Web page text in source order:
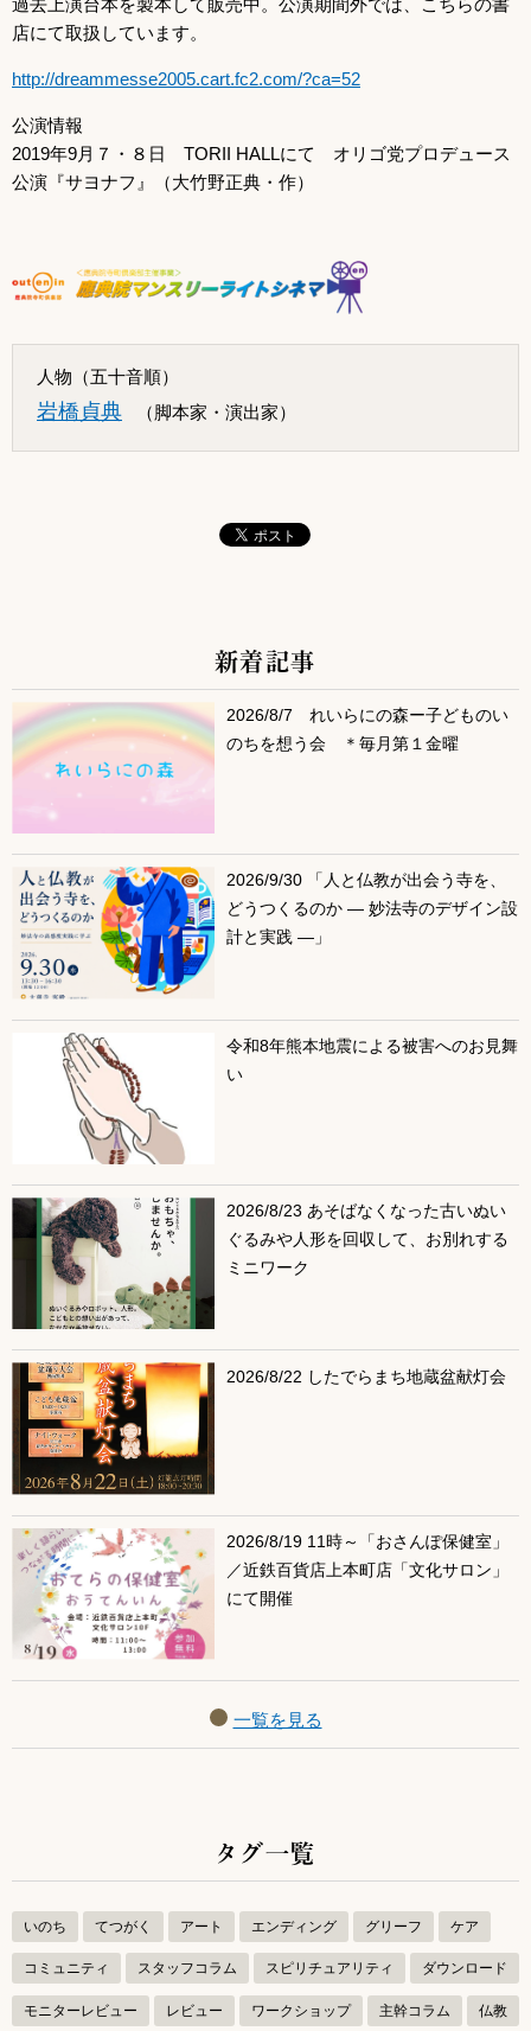
過去上演台本を製本して販売中。公演期間外では、こちらの書
店にて取扱しています。
http://dreammesse2005.cart.fc2.com/?ca=52
公演情報
2019年9月７・８日 TORII HALLにて オリゴ党プロデュース
公演『サヨナフ』（大竹野正典・作）
人物（五十音順）
岩橋貞典 （脚本家・演出家）
サブコンテンツ
新着記事
2026/8/7 れいらにの森ー子どものい
のちを想う会 ＊毎月第１金曜
2026/9/30 「人と仏教が出会う寺を、
どうつくるのか ― 妙法寺のデザイン設
計と実践 ―」
令和8年熊本地震による被害へのお見舞
い
2026/8/23 あそばなくなった古いぬい
ぐるみや人形を回収して、お別れする
ミニワーク
2026/8/22 したでらまち地蔵盆献灯会
2026/8/19 11時～「おさんぽ保健室」
／近鉄百貨店上本町店「文化サロン」
にて開催
一覧を見る
タグ一覧
いのち てつがく アート エンディング グリーフ ケア
コミュニティ スタッフコラム スピリチュアリティ ダウンロード
モニターレビュー レビュー ワークショップ 主幹コラム 仏教